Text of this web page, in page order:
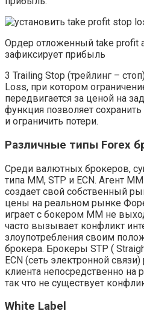
Ордер отложенный take profit
зафиксирует прибыль
3 Trailing Stop (трейлинг –
Loss, при котором
передвигается за ценой на
функция позволяет
и ограничить потери.
Различные типы Forex
Среди валютных брокеров,
типа ММ, STP и ECN. Агент
создает свой собственный
цены на реальном рынке
играет с бокером ММ не
часто вызывает конфликт
злоупотребления своим
брокера. Брокеры STP (
ECN (сеть электронной
клиента непосредственно
так что не существует
White Label